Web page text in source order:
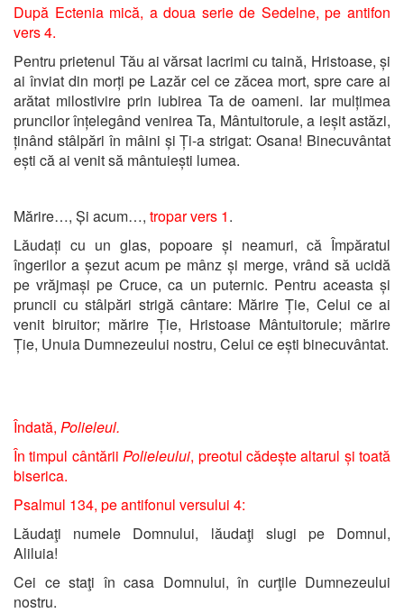
După Ectenia mică, a doua serie de Sedelne, pe antifon
vers 4.
Pentru prietenul Tău ai vărsat lacrimi cu taină, Hristoase, și
ai înviat din morți pe Lazăr cel ce zăcea mort, spre care ai
arătat milostivire prin iubirea Ta de oameni. Iar mulțimea
pruncilor înțelegând venirea Ta, Mântuitorule, a ieșit astăzi,
ținând stâlpări în mâini și Ți-a strigat: Osana! Binecuvântat
ești că ai venit să mântuiești lumea.
Mărire…, Și acum…, tropar vers 1.
Lăudați cu un glas, popoare și neamuri, că Împăratul
îngerilor a șezut acum pe mânz și merge, vrând să ucidă
pe vrăjmași pe Cruce, ca un puternic. Pentru aceasta și
pruncii cu stâlpări strigă cântare: Mărire Ție, Celui ce ai
venit biruitor; mărire Ție, Hristoase Mântuitorule; mărire
Ție, Unuia Dumnezeului nostru, Celui ce ești binecuvântat.
Îndată, Polieleul.
În timpul cântării Polieleului, preotul cădește altarul și toată
biserica.
Psalmul 134, pe antifonul versului 4:
Lăudaţi numele Domnului, lăudaţi slugi pe Domnul,
Aliluia!
Cei ce staţi în casa Domnului, în curţile Dumnezeului
nostru.